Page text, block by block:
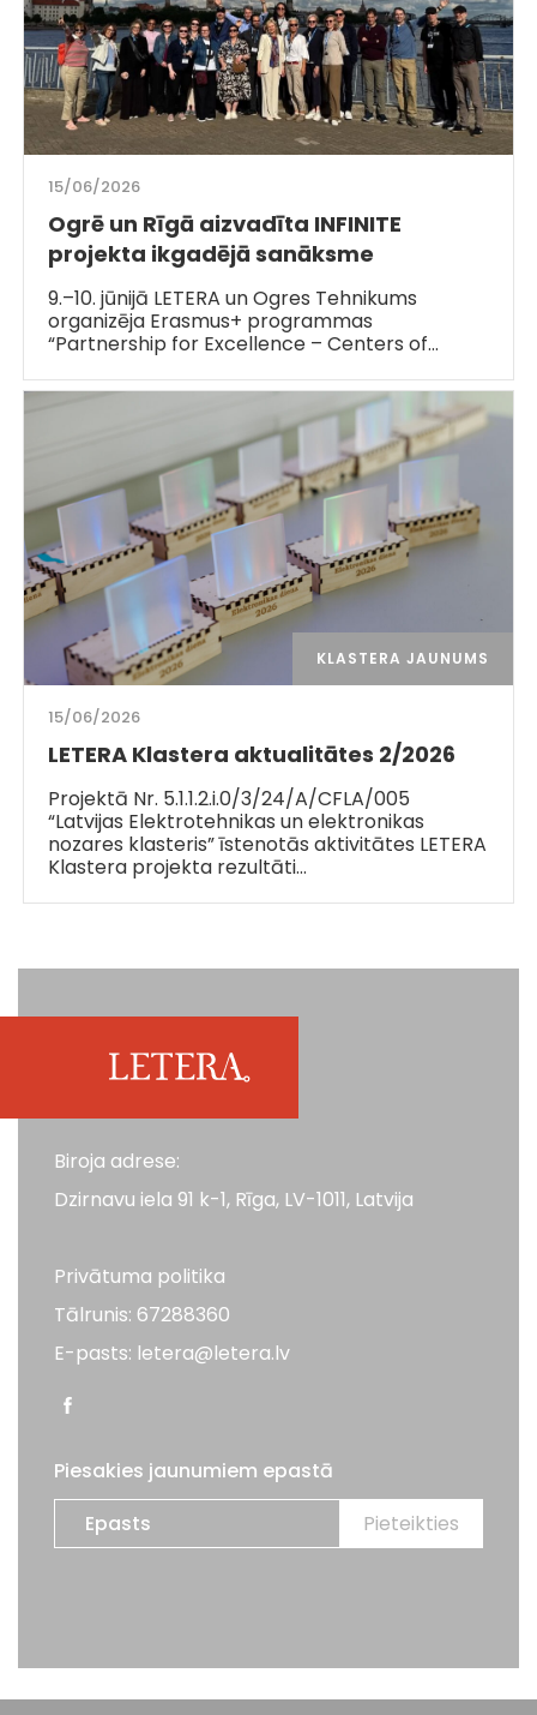
15/06/2026
Ogrē un Rīgā aizvadīta INFINITE
projekta ikgadējā sanāksme
9.–10. jūnijā LETERA un Ogres Tehnikums
organizēja Erasmus+ programmas
“Partnership for Excellence – Centers of…
KLASTERA JAUNUMS
15/06/2026
LETERA Klastera aktualitātes 2/2026
Projektā Nr. 5.1.1.2.i.0/3/24/A/CFLA/005
“Latvijas Elektrotehnikas un elektronikas
nozares klasteris” īstenotās aktivitātes LETERA
Klastera projekta rezultāti…
Biroja adrese:
Dzirnavu iela 91 k-1, Rīga, LV-1011, Latvija
Privātuma politika
Tālrunis: 67288360
E-pasts: letera@letera.lv
Piesakies jaunumiem epastā